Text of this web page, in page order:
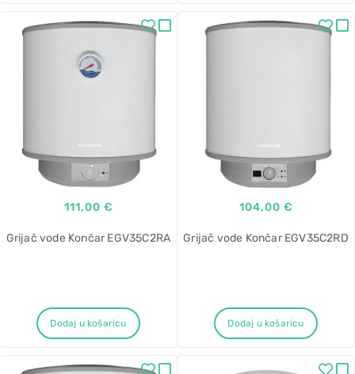
111,00 €
Grijač vode Končar EGV35C2RA
Dodaj u košaricu
104,00 €
Grijač vode Končar EGV35C2RD
Dodaj u košaricu